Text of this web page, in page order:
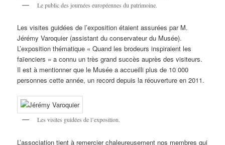
Le public des journées européennes du patrimoine.
Les visites guidées de l’exposition étaient assurées par M.
Jérémy Varoquier (assistant du conservateur du Musée).
L’exposition thématique « Quand les brodeurs inspiraient les
faïenciers » a connu un très grand succès auprès des visiteurs.
Il est à mentionner que le Musée a accueilli plus de 10 000
personnes cette année, un record depuis la réouverture en 2011.
Les visites guidées de l’exposition.
L’association tient à remercier chaleureusement nos membres qui